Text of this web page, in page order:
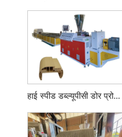
हाई स्पीड डब्ल्यूपीसी डोर प्रोफाइल एक्सट्रूज़न मशीन